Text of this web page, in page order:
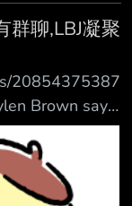
尾聲那樣徹底
產力的老將上
終累積出足夠
8場。這段期間
同時也是最具
國王戰績超
群聊,LBJ凝聚
20854375387
Brown says
James
day and
as a te am